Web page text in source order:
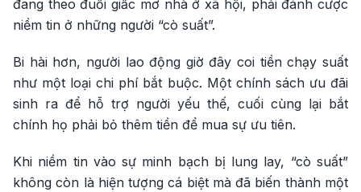
đang theo đuổi giấc mơ nhà ở xã hội, phải đánh cược
niềm tin ở những người “cò suất”.
Bi hài hơn, người lao động giờ đây coi tiền chạy suất
như một loại chi phí bắt buộc. Một chính sách ưu đãi
sinh ra để hỗ trợ người yếu thế, cuối cùng lại bắt
chính họ phải bỏ thêm tiền để mua sự ưu tiên.
Khi niềm tin vào sự minh bạch bị lung lay, “cò suất”
không còn là hiện tượng cá biệt mà đã biến thành một